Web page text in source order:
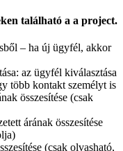
található a a project.
– ha új ügyfél, akkor
az ügyfél kiválasztása
több kontakt személyt is
összesítése (csak
árának összesítése
(csak olvasható,